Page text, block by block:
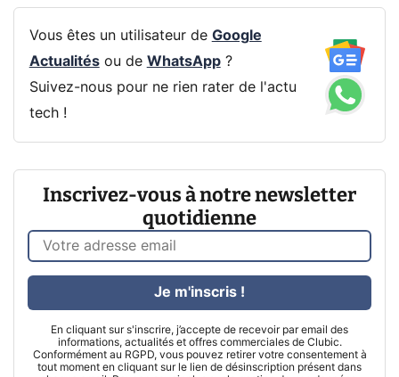
Vous êtes un utilisateur de Google
Actualitésou de WhatsApp?
Suivez-nous pour ne rien rater de l'actu
tech !
Inscrivez-vous à notre newsletter
quotidienne
En cliquant sur s'inscrire, j’accepte de recevoir par email des
informations, actualités et offres commerciales de Clubic.
Conformément au RGPD, vous pouvez retirer votre consentement à
tout moment en cliquant sur le lien de désinscription présent dans
Je m'inscris !